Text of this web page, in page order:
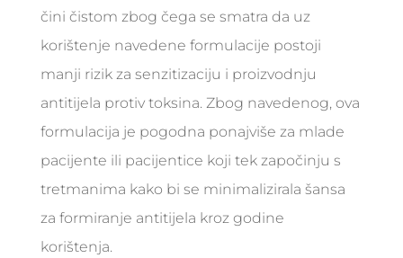
čini čistom zbog čega se smatra da uz
korištenje navedene formulacije postoji
manji rizik za senzitizaciju i proizvodnju
antitijela protiv toksina. Zbog navedenog, ova
formulacija je pogodna ponajviše za mlade
pacijente ili pacijentice koji tek započinju s
tretmanima kako bi se minimalizirala šansa
za formiranje antitijela kroz godine
korištenja.